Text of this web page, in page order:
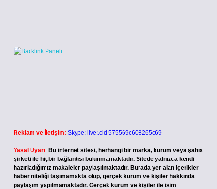
Reklam ve İletişim: Skype: live:.cid.575569c608265c69
Yasal Uyarı: Bu internet sitesi, herhangi bir marka, kurum veya şahıs
şirketi ile hiçbir bağlantısı bulunmamaktadır. Sitede yalnızca kendi
hazırladığımız makaleler paylaşılmaktadır. Burada yer alan içerikler
haber niteliği taşımamakta olup, gerçek kurum ve kişiler hakkında
paylaşım yapılmamaktadır. Gerçek kurum ve kişiler ile isim